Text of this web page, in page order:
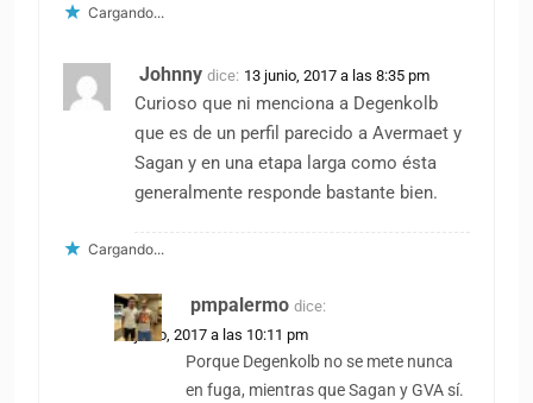
Cargando...
Johnny dice: 13 junio, 2017 a las 8:35 pm
Curioso que ni menciona a Degenkolb
que es de un perfil parecido a Avermaet y
Sagan y en una etapa larga como ésta
generalmente responde bastante bien.
Cargando...
pmpalermo dice:
13 junio, 2017 a las 10:11 pm
Porque Degenkolb no se mete nunca
en fuga, mientras que Sagan y GVA sí.